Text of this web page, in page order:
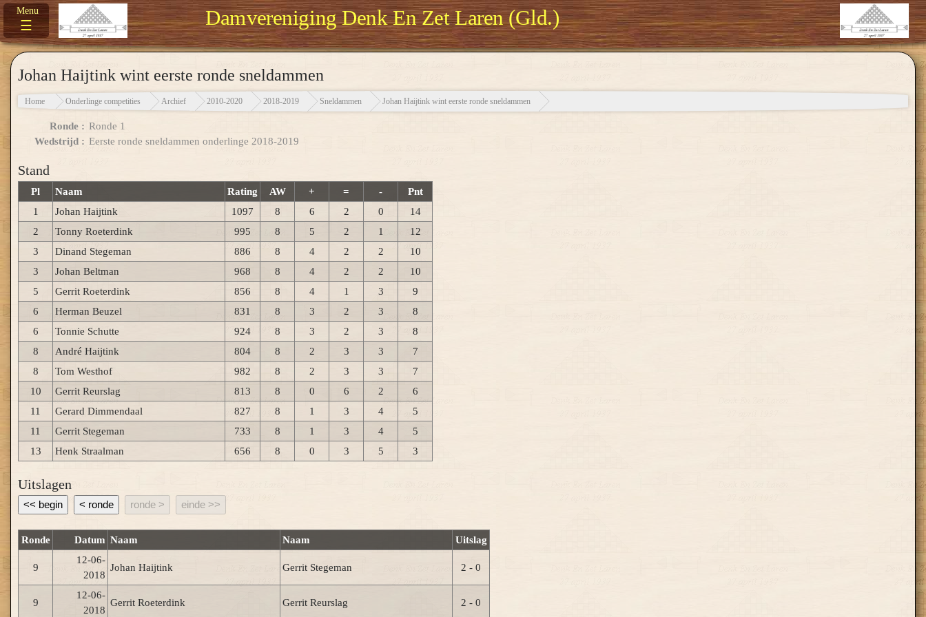
☰ Damvereniging Denk En Zet Laren (Gld.)
Johan Haijtink wint eerste ronde sneldammen
Home Onderlinge competities Archief 2010-2020 2018-2019 Sneldammen Johan Haijtink wint eerste ronde sneldammen
Ronde : Ronde 1
Wedstrijd : Eerste ronde sneldammen onderlinge 2018-2019
Stand
Pl Naam Rating AW + = -
Pnt
1
Johan Haijtink 1097 8 6 2 0
14
2
Tonny Roeterdink 995 8 5 2 1
12
3
Dinand Stegeman 886 8 4 2 2
10
3
Johan Beltman 968 8 4 2 2
10
5
Gerrit Roeterdink 856 8 4 1 3
9
6
Herman Beuzel 831 8 3 2 3
8
6
Tonnie Schutte 924 8 3 2 3
8
8
André Haijtink 804 8 2 3 3
7
8
Tom Westhof 982 8 2 3 3
7
10
Gerrit Reurslag 813 8 0 6 2
6
11
Gerard Dimmendaal 827 8 1 3 4
5
11
Gerrit Stegeman 733 8 1 3 4
5
13
Henk Straalman 656 8 0 3 5 3
Uitslagen
<< begin < ronde ronde > einde >>
Ronde Datum Naam Naam Uitslag
9
12-06-
2018
Johan Haijtink Gerrit Stegeman 2 - 0
9
12-06-
2018
Gerrit Roeterdink Gerrit Reurslag 2 - 0